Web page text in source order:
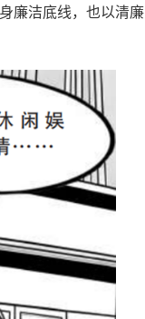
廉洁底线，也以清廉